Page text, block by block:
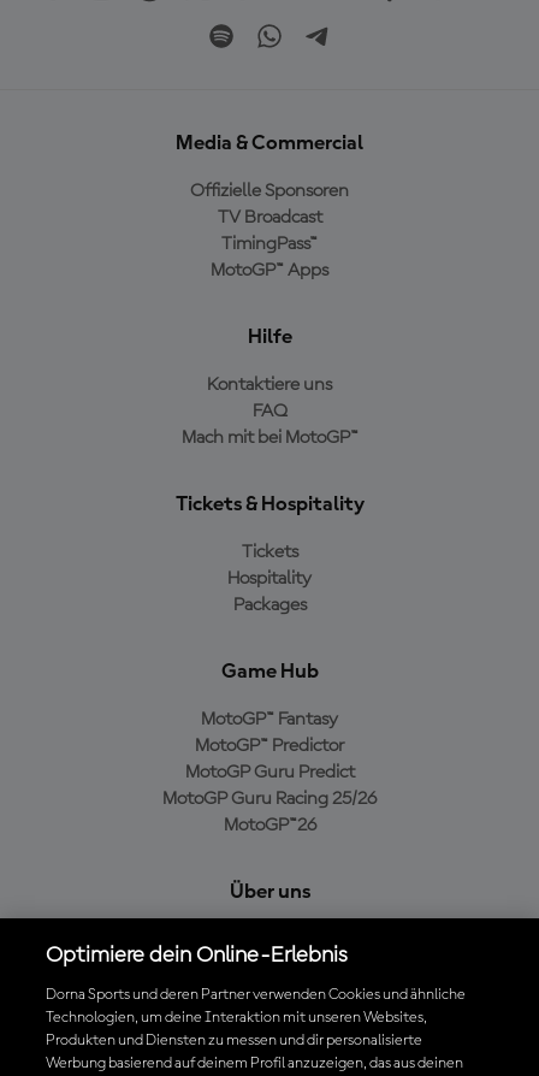
Media & Commercial
Offizielle Sponsoren
TV Broadcast
TimingPass™
MotoGP™ Apps
Hilfe
Kontaktiere uns
FAQ
Mach mit bei MotoGP™
Tickets & Hospitality
Tickets
Hospitality
Packages
Game Hub
MotoGP™ Fantasy
MotoGP™ Predictor
MotoGP Guru Predict
MotoGP Guru Racing 25/26
MotoGP™26
Über uns
Cookie-Richtlinien
Geschäftsbedingungen
Datenschutzrichtlinien
Kaufrichtlinie
Optimiere dein Online-Erlebnis
Dorna Sports und deren Partner verwenden Cookies und ähnliche
Technologien, um deine Interaktion mit unseren Websites,
Produkten und Diensten zu messen und dir personalisierte
Werbung basierend auf deinem Profil anzuzeigen, das aus deinen